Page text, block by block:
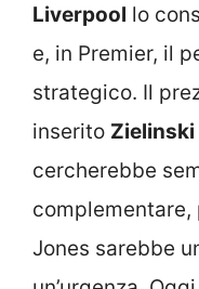
Liverpool lo
e, in Premier, il
strategico. Il
inserito Zielinski
cercherebbe
Jones sarebbe